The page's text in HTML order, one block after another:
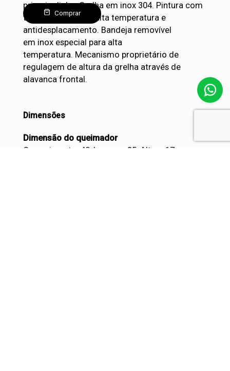
primeira linha. Grelha em inox 304. Pintura com
tinta especial para alta temperatura e
antidesplacamento. Bandeja removível
em inox especial para alta
temperatura. Mecanismo proprietário de
regulagem de altura da grelha através de
alavanca frontal.
Dimensões
Dimensão do queimador
Comprimento: 40; Largura: 25; Altura 17 cm
Comprar